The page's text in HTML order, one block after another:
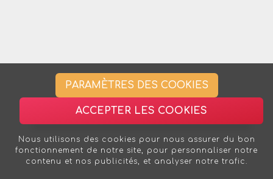
PARAMÈTRES DES COOKIES
ACCEPTER LES COOKIES
Nous utilisons des cookies pour nous assurer du bon
fonctionnement de notre site, pour personnaliser notre
contenu et nos publicités, et analyser notre trafic.